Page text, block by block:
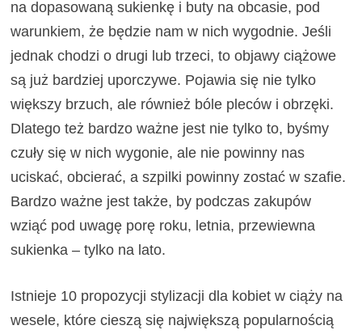
na dopasowaną sukienkę i buty na obcasie, pod
warunkiem, że będzie nam w nich wygodnie. Jeśli
jednak chodzi o drugi lub trzeci, to objawy ciążowe
są już bardziej uporczywe. Pojawia się nie tylko
większy brzuch, ale również bóle pleców i obrzęki.
Dlatego też bardzo ważne jest nie tylko to, byśmy
czuły się w nich wygonie, ale nie powinny nas
uciskać, obcierać, a szpilki powinny zostać w szafie.
Bardzo ważne jest także, by podczas zakupów
wziąć pod uwagę porę roku, letnia, przewiewna
sukienka – tylko na lato.
Istnieje 10 propozycji stylizacji dla kobiet w ciąży na
wesele, które cieszą się największą popularnością